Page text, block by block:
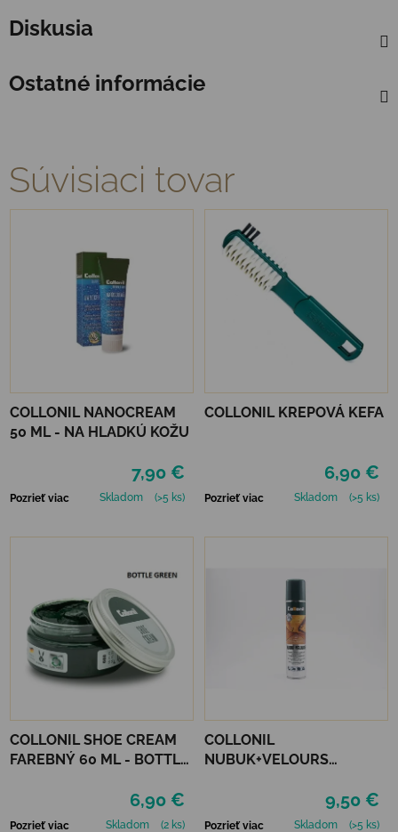
Diskusia
Ostatné informácie
Súvisiaci tovar
COLLONIL NANOCREAM
50 ML - NA HLADKÚ KOŽU
7,90 €
Pozrieť viac Skladom (>5 ks)
COLLONIL KREPOVÁ KEFA
6,90 €
Pozrieť viac Skladom (>5 ks)
COLLONIL SHOE CREAM
FAREBNÝ 60 ML - BOTTLE
6,90 €
Pozrieť viac Skladom (2 ks)
COLLONIL
NUBUK+VELOURS
9,50 €
Pozrieť viac Skladom (>5 ks)